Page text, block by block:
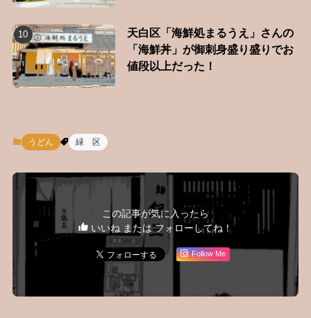
天白区「海鮮処まるうえ」さんの
「海鮮丼」が御刺身盛り盛りでお
値段以上だった！
うどん 緑 区
この記事が気に入ったら
いいね または フォローしてね！
Follow Me